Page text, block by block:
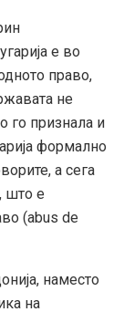
е во
право,
не
го признала и
формално
а сега
што е
(abus de
наместо
на